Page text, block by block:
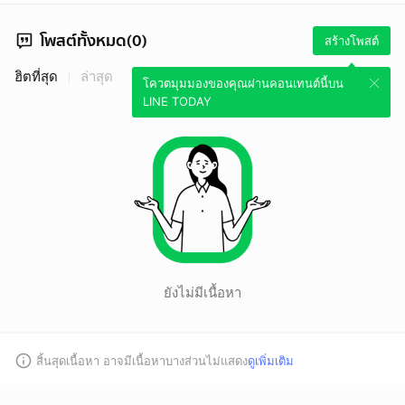
โพสต์ทั้งหมด(0) สร้างโพสต์
โควตมุมมองของคุณผ่านคอนเทนต์นี้บน
LINE TODAY
ฮิตที่สุด ล่าสุด
ยังไม่มีเนื้อหา
สิ้นสุดเนื้อหา อาจมีเนื้อหาบางส่วนไม่แสดงดูเพิ่มเติม